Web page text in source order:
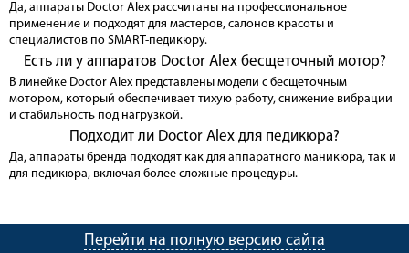
Да, аппараты Doctor Alex рассчитаны на профессиональное
применение и подходят для мастеров, салонов красоты и
специалистов по SMART-педикюру.
Есть ли у аппаратов Doctor Alex бесщеточный мотор?
В линейке Doctor Alex представлены модели с бесщеточным
мотором, который обеспечивает тихую работу, снижение вибрации
и стабильность под нагрузкой.
Подходит ли Doctor Alex для педикюра?
Да, аппараты бренда подходят как для аппаратного маникюра, так и
для педикюра, включая более сложные процедуры.
Перейти на полную версию сайта